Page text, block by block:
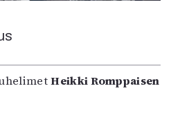
Heikki Romppaisen